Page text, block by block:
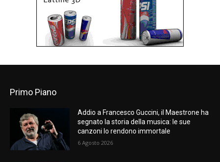
Primo Piano
Addio a Francesco Guccini, il Maestrone ha
segnato la storia della musica: le sue
canzoni lo rendono immortale
6 Agosto 2026